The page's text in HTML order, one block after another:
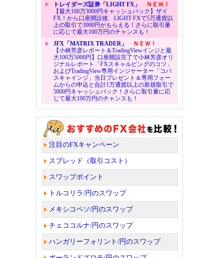
トレイダーズ証券「LIGHT FX」
ＮＥＷ！
【最大100万3000円キャッシュバック】ザイ
FX！から口座開設後、LIGHT FXで5万通貨以
上の取引で3000円がもらえる！さらに取引量
に応じて最大100万円のチャンスも！
JFX「MATRIX TRADER」
ＮＥＷ！
【小林芳彦レポート＆TradingViewインジと最
大100万5000円】口座開設完了で小林芳彦オリ
ジナルレポート「FXスキャルピングのコツ」
およびTradingView専用インジケーター「コバ
スキャインジ」当日プレゼント＆専用フォー
ムからの申込と合計1万通貨以上の新規取引で
5000円キャッシュバック！さらに取引量に応
じて最大100万円のチャンスも！
注目のFXキャンペーン
スプレッド（取引コスト）
スワップポイント
トルコリラ/円のスワップ
メキシコペソ/円のスワップ
チェココルナ/円のスワップ
ハンガリーフォリント/円のスワップ